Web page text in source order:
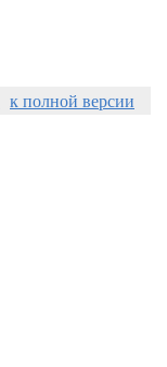
к полной версии